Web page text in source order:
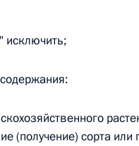
№ 251-ФЗ
Федерации и
г. № 264-ФЗ
исключить;
(получение) сорта или